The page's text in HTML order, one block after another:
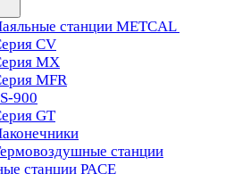
станции METCAL
CV
MX
MFR
900
GT
станции
станции PACE